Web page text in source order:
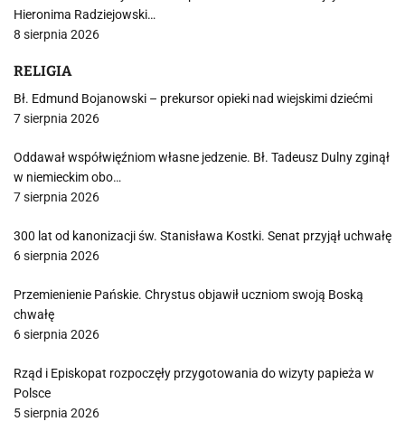
Hieronima Radziejowski…
8 sierpnia 2026
RELIGIA
Bł. Edmund Bojanowski – prekursor opieki nad wiejskimi dziećmi
7 sierpnia 2026
Oddawał współwięźniom własne jedzenie. Bł. Tadeusz Dulny zginął
w niemieckim obo…
7 sierpnia 2026
300 lat od kanonizacji św. Stanisława Kostki. Senat przyjął uchwałę
6 sierpnia 2026
Przemienienie Pańskie. Chrystus objawił uczniom swoją Boską
chwałę
6 sierpnia 2026
Rząd i Episkopat rozpoczęły przygotowania do wizyty papieża w
Polsce
5 sierpnia 2026